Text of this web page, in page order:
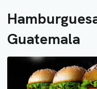
Guatemala